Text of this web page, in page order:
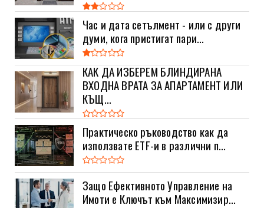
Час и дата сетълмент - или с други
думи, кога пристигат пари...
КАК ДА ИЗБЕРЕМ БЛИНДИРАНА
ВХОДНА ВРАТА ЗА АПАРТАМЕНТ ИЛИ
КЪЩ...
Практическо ръководство как да
използвате ETF-и в различни п...
Защо Ефективното Управление на
Имоти е Ключът към Максимизир...